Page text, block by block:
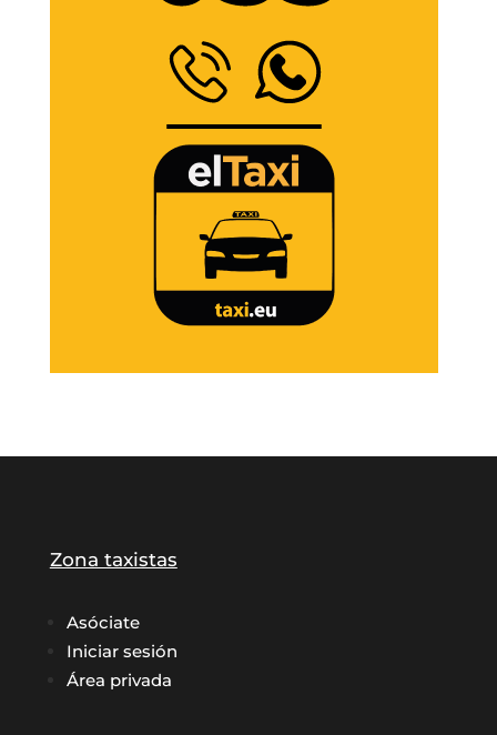
Zona taxistas
Asóciate
Iniciar sesión
Área privada